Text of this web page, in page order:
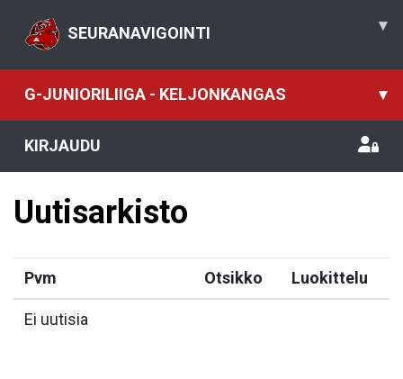
SEURANAVIGOINTI ▾
G-JUNIORILIIGA - KELJONKANGAS ▾
KIRJAUDU
Uutisarkisto
Pvm Otsikko Luokittelu
Ei uutisia